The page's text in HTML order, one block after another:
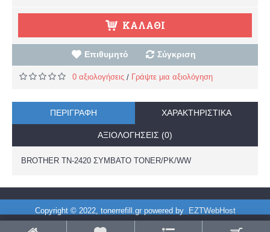
ΚΑΛΆΘΙ
Επιθυμητό Σύγκριση
0 αξιολογήσεις / Γράψτε μια αξιολόγηση
ΠΕΡΙΓΡΑΦΉ ΧΑΡΑΚΤΗΡΙΣΤΙΚΆ
ΑΞΙΟΛΟΓΉΣΕΙΣ (0)
BROTHER TN-2420 ΣΥΜΒΑΤΟ TONER/PK/WW
Copyright © 2022, tonerrefill.gr powered by EZTWebHost